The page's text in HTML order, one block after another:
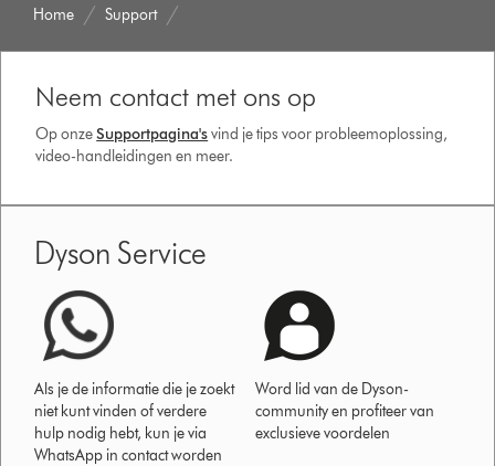
Home Support
Neem contact met ons op
Op onzeSupportpagina'svind je tips voor probleemoplossing,
video-handleidingen en meer.
Dyson Service
Als je de informatie die je zoekt
niet kunt vinden of verdere
hulp nodig hebt, kun je via
WhatsApp in contact worden
Word lid van de Dyson-
community en profiteer van
exclusieve voordelen